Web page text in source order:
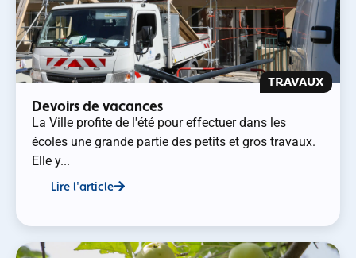
TRAVAUX
Devoirs de vacances
La Ville profite de l'été pour effectuer dans les
écoles une grande partie des petits et gros travaux.
Elle y...
Lire l'article